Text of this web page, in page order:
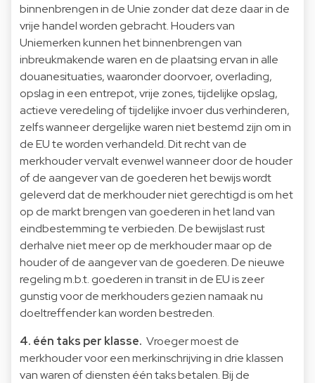
binnenbrengen in de Unie zonder dat deze daar in de
vrije handel worden gebracht. Houders van
Uniemerken kunnen het binnenbrengen van
inbreukmakende waren en de plaatsing ervan in alle
douanesituaties, waaronder doorvoer, overlading,
opslag in een entrepot, vrije zones, tijdelijke opslag,
actieve veredeling of tijdelijke invoer dus verhinderen,
zelfs wanneer dergelijke waren niet bestemd zijn om in
de EU te worden verhandeld. Dit recht van de
merkhouder vervalt evenwel wanneer door de houder
of de aangever van de goederen het bewijs wordt
geleverd dat de merkhouder niet gerechtigd is om het
op de markt brengen van goederen in het land van
eindbestemming te verbieden. De bewijslast rust
derhalve niet meer op de merkhouder maar op de
houder of de aangever van de goederen. De nieuwe
regeling m.b.t. goederen in transit in de EU is zeer
gunstig voor de merkhouders gezien namaak nu
doeltreffender kan worden bestreden.
4. één taks per klasse. Vroeger moest de
merkhouder voor een merkinschrijving in drie klassen
van waren of diensten één taks betalen. Bij de